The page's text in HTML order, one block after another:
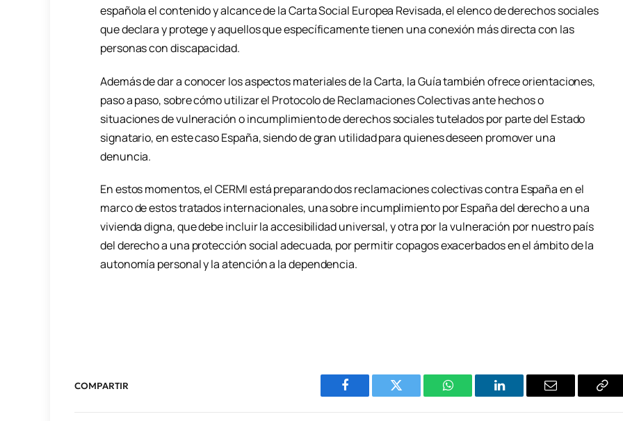
española el contenido y alcance de la Carta Social Europea Revisada, el elenco de derechos sociales
que declara y protege y aquellos que específicamente tienen una conexión más directa con las
personas con discapacidad.
Además de dar a conocer los aspectos materiales de la Carta, la Guía también ofrece orientaciones,
paso a paso, sobre cómo utilizar el Protocolo de Reclamaciones Colectivas ante hechos o
situaciones de vulneración o incumplimiento de derechos sociales tutelados por parte del Estado
signatario, en este caso España, siendo de gran utilidad para quienes deseen promover una
denuncia.
En estos momentos, el CERMI está preparando dos reclamaciones colectivas contra España en el
marco de estos tratados internacionales, una sobre incumplimiento por España del derecho a una
vivienda digna, que debe incluir la accesibilidad universal, y otra por la vulneración por nuestro país
del derecho a una protección social adecuada, por permitir copagos exacerbados en el ámbito de la
autonomía personal y la atención a la dependencia.
COMPARTIR
Facebook Twitter WhatsAppLinkedIn Email